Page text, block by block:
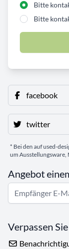
Bitte
Bitte
facebook
twitter
* Bei den auf used-
um
Angebot
Verpassen